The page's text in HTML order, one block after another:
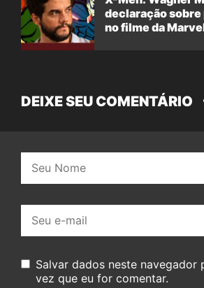
declaração sobre
no filme da
DEIXE SEU COMENTÁRIO
mail:
Salvar dados neste navegador
vez que eu for comentar.